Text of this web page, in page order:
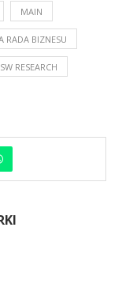
MAIN
RADA BIZNESU
SW RESEARCH